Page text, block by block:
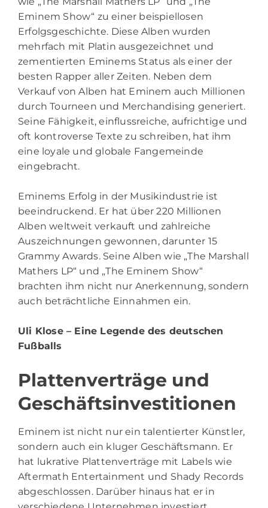
Eminem Show“ zu einer beispiellosen
Erfolgsgeschichte. Diese Alben wurden
mehrfach mit Platin ausgezeichnet und
zementierten Eminems Status als einer der
besten Rapper aller Zeiten. Neben dem
Verkauf von Alben hat Eminem auch Millionen
durch Tourneen und Merchandising generiert.
Seine Fähigkeit, einflussreiche, aufrichtige und
oft kontroverse Texte zu schreiben, hat ihm
eine loyale und globale Fangemeinde
eingebracht.
Eminems Erfolg in der Musikindustrie ist
beeindruckend. Er hat über 220 Millionen
Alben weltweit verkauft und zahlreiche
Auszeichnungen gewonnen, darunter 15
Grammy Awards. Seine Alben wie „The Marshall
Mathers LP“ und „The Eminem Show“
brachten ihm nicht nur Anerkennung, sondern
auch beträchtliche Einnahmen ein.
Uli Klose– Eine Legende des deutschen
Fußballs
Plattenverträge und
Geschäftsinvestitionen
Eminem ist nicht nur ein talentierter Künstler,
sondern auch ein kluger Geschäftsmann. Er
hat lukrative Plattenverträge mit Labels wie
Aftermath Entertainment und Shady Records
abgeschlossen. Darüber hinaus hat er in